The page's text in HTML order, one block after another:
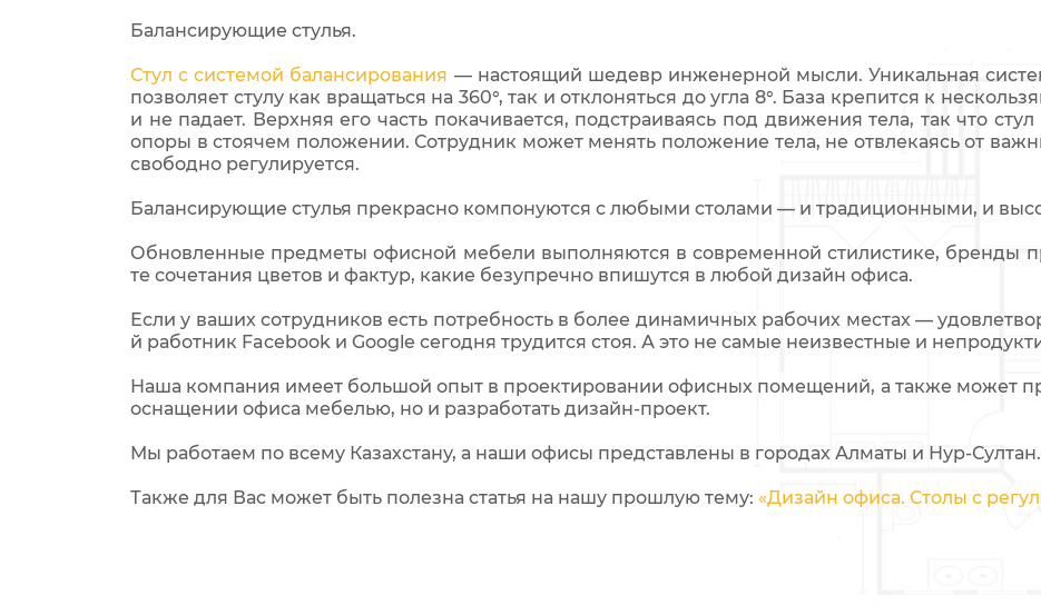
Балансирующие стулья.
Стул с системой балансирования — настоящий шедевр инженерной мысли. Уникальная
позволяет стулу как вращаться на 360°, так и отклоняться до угла 8°. База крепится к
и не падает. Верхняя его часть покачивается, подстраиваясь под движения тела, так что
опоры в стоячем положении. Сотрудник может менять положение тела, не отвлекаясь от
свободно регулируется.
Балансирующие стулья прекрасно компонуются с любыми столами — и традиционными, и
Обновленные предметы офисной мебели выполняются в современной стилистике, бренды
те сочетания цветов и фактур, какие безупречно впишутся в любой дизайн офиса.
Если у ваших сотрудников есть потребность в более динамичных рабочих местах —
й работник Facebook и Google сегодня трудится стоя. А это не самые неизвестные и
Наша компания имеет большой опыт в проектировании офисных помещений, а также может
оснащении офиса мебелью, но и разработать дизайн-проект.
Мы работаем по всему Казахстану, а наши офисы представлены в городах Алматы и Нур-Султан.
Также для Вас может быть полезна статья на нашу прошлую тему: «Дизайн офиса. Столы с